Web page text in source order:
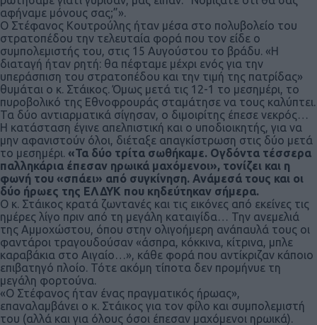
αφήναμε μόνους σας;”».
Ο Στέφανος Κουτρούλης ήταν μέσα στο πολυβολείο του
στρατοπέδου την τελευταία φορά που τον είδε ο
συμπολεμιστής του, στις 15 Αυγούστου το βράδυ. «Η
διαταγή ήταν ρητή: θα πέφταμε μέχρι ενός για την
υπεράσπιση του στρατοπέδου και την τιμή της πατρίδας»
θυμάται ο κ. Στάικος. Όμως μετά τις 12-1 το μεσημέρι, το
πυροβολικό της Εθνοφρουράς σταμάτησε να τους καλύπτει.
Τα δύο αντιαρματικά σίγησαν, ο διμοιρίτης έπεσε νεκρός…
Η κατάσταση έγινε απελπιστική και ο υποδιοικητής, για να
μην αφανιστούν όλοι, διέταξε απαγκίστρωση στις δύο μετά
το μεσημέρι. «Τα δύο τρίτα σωθήκαμε. Ογδόντα τέσσερα
παλληκάρια έπεσαν ηρωικά μαχόμενοι», τονίζει και η
φωνή του «σπάει» από συγκίνηση. Ανάμεσά τους και οι
δύο ήρωες της ΕΛΔΥΚ που κηδεύτηκαν σήμερα.
Ο κ. Στάικος κρατά ζωντανές και τις εικόνες από εκείνες τις
ημέρες λίγο πριν από τη μεγάλη καταιγίδα… Την ανεμελιά
της Αμμοχώστου, όπου στην ολιγοήμερη ανάπαυλά τους οι
φαντάροι τραγουδούσαν «άσπρα, κόκκινα, κίτρινα, μπλε
καραβάκια στο Αιγαίο…», κάθε φορά που αντίκριζαν κάποιο
επιβατηγό πλοίο. Τότε ακόμη τίποτα δεν προμήνυε τη
μεγάλη φορτούνα.
«Ο Στέφανος ήταν ένας πραγματικός ήρωας»,
επαναλαμβάνει ο κ. Στάικος για τον φίλο και συμπολεμιστή
του (αλλά και για όλους όσοι έπεσαν μαχόμενοι ηρωικά).